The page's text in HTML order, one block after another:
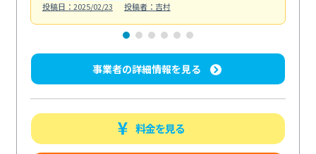
投稿日：2025/02/23
投稿者：吉村
事業者の詳細情報を見る
料金を見る